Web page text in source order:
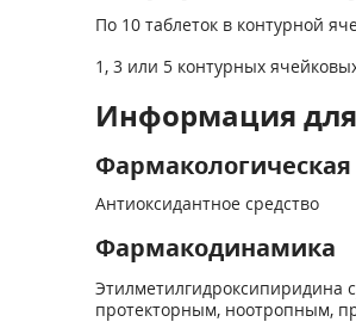
По 10 таблеток в контурной
1, 3 или 5 контурных
Информация
Фармакологическая
Антиоксидантное средство
Фармакодинамика
Этилметилгидроксипиридина
протекторным, ноотропным,